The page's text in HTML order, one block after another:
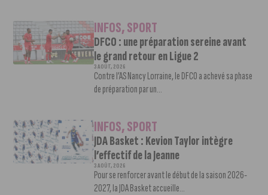
INFOS,SPORT
DFCO : une préparation sereine avant
le grand retour en Ligue 2
3 AOÛT, 2026
Contre l’AS Nancy Lorraine, le DFCO a achevé sa phase
de préparation par un...
INFOS,SPORT
JDA Basket : Kevion Taylor intègre
l’effectif de la Jeanne
3 AOÛT, 2026
Pour se renforcer avant le début de la saison 2026-
2027, la JDA Basket accueille...